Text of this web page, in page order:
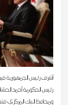
أشرف رئيس الجمهورية
رئيس الحكومة أحمد
ومحافظ البنك المركزي